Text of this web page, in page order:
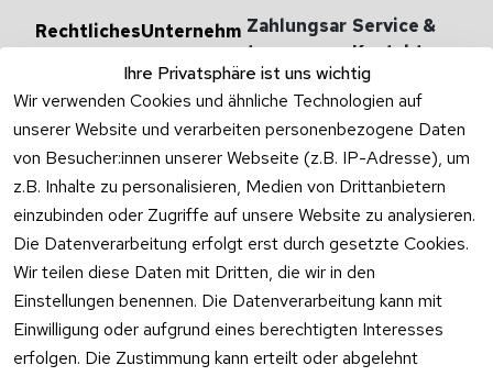
Ihre Privatsphäre ist uns wichtig
Wir verwenden Cookies und ähnliche Technologien auf
unserer Website und verarbeiten personenbezogene Daten
von Besucher:innen unserer Webseite (z.B. IP-Adresse), um
z.B. Inhalte zu personalisieren, Medien von Drittanbietern
einzubinden oder Zugriffe auf unsere Website zu analysieren.
Die Datenverarbeitung erfolgt erst durch gesetzte Cookies.
Wir teilen diese Daten mit Dritten, die wir in den
Einstellungen benennen. Die Datenverarbeitung kann mit
Einwilligung oder aufgrund eines berechtigten Interesses
erfolgen. Die Zustimmung kann erteilt oder abgelehnt
Rechtliches
Impressum
Datenschutzer
klärung
Widerrufsrecht
Vertrag
widerrufen
Unternehm
en
Versandarten
& -kosten
Ab- und
Überlaufgarnit
uren
Zahlungsar
ten
Versandpar
tner
Service &
Kontakt
Haben
Rufen Sie
oder
Sie per
Mo –
Do: